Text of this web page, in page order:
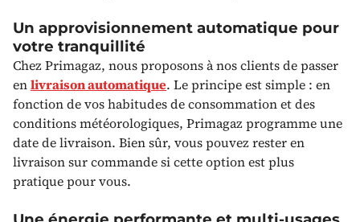
Un approvisionnement automatique pour
votre tranquillité
Chez Primagaz, nous proposons à nos clients de passer
enlivraison automatique. Le principe est simple : en
fonction de vos habitudes de consommation et des
conditions météorologiques, Primagaz programme une
date de livraison. Bien sûr, vous pouvez rester en
livraison sur commande si cette option est plus
pratique pour vous.